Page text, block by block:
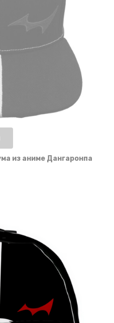
из аниме Дангаронпа